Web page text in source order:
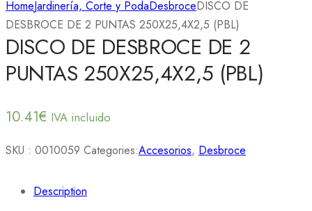
HomeJardinería, Corte y PodaDesbroceDISCO DE
DESBROCE DE 2 PUNTAS 250X25,4X2,5 (PBL)
DISCO DE DESBROCE DE 2
PUNTAS 250X25,4X2,5 (PBL)
10.41€ IVA incluido
SKU : 0010059 Categories:Accesorios, Desbroce
Description